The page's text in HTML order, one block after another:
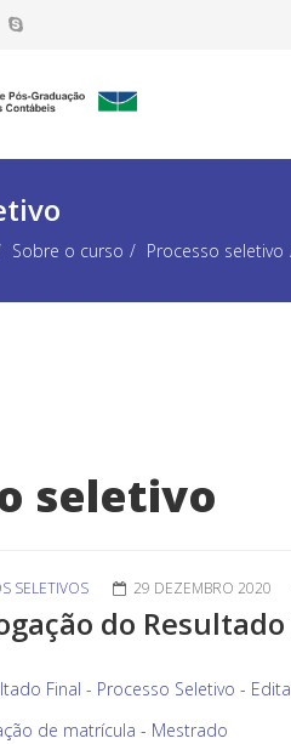
Sobre o curso Processo seletivo
seletivo
SELETIVOS 29 DEZEMBRO 2020
do
Final - Processo Seletivo -
de matrícula - Mestrado